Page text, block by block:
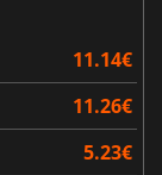
11.14€
11.26€
5.23€